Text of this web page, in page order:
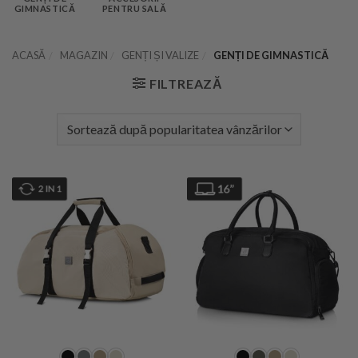
GIMNASTICĂ
PENTRU SALĂ
ACASĂ MAGAZIN GENȚI ȘI VALIZE GENȚI DE GIMNASTICĂ
FILTREAZĂ